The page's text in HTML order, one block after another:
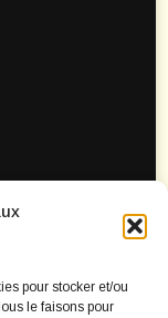
pour stocker et/ou
le faisons pour